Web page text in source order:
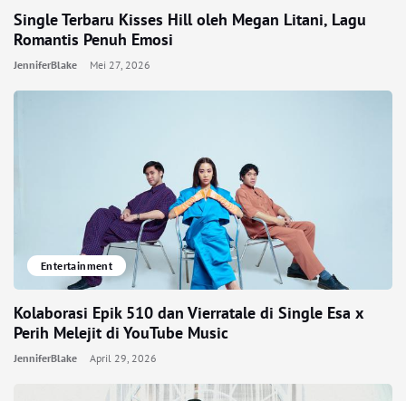
Single Terbaru Kisses Hill oleh Megan Litani, Lagu
Romantis Penuh Emosi
JenniferBlake Mei 27, 2026
Entertainment
Kolaborasi Epik 510 dan Vierratale di Single Esa x
Perih Melejit di YouTube Music
JenniferBlake April 29, 2026